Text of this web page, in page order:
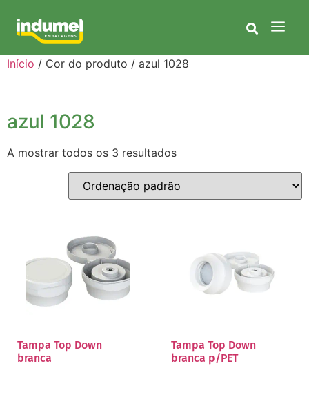
Início / Cor do produto / azul 1028
azul 1028
A mostrar todos os 3 resultados
Tampa Top Down
branca
Tampa Top Down
branca p/PET